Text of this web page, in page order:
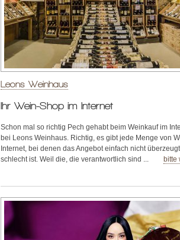
Leons Weinhaus
Ihr Wein-Shop im Internet
Schon mal so richtig Pech gehabt beim Weinkauf im
bei Leons Weinhaus. Richtig, es gibt jede Menge von
Internet, bei denen das Angebot einfach nicht
schlecht ist. Weil die, die verantwortlich sind ...
bitte